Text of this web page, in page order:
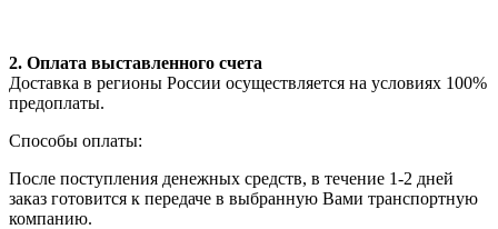
2. Оплата выставленного счета
Доставка в регионы России осуществляется на условиях 100%
предоплаты.
Способы оплаты:
После поступления денежных средств, в течение 1-2 дней
заказ готовится к передаче в выбранную Вами транспортную
компанию.